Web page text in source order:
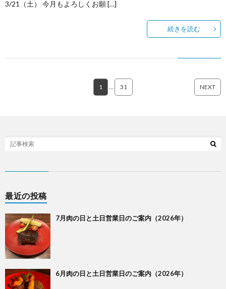
3/21（土） 今月もよろしくお願 […]
続きを読む
1 … 31 NEXT
最近の投稿
7月肉の日と土日営業日のご案内（2026年）
6月肉の日と土日営業日のご案内（2026年）